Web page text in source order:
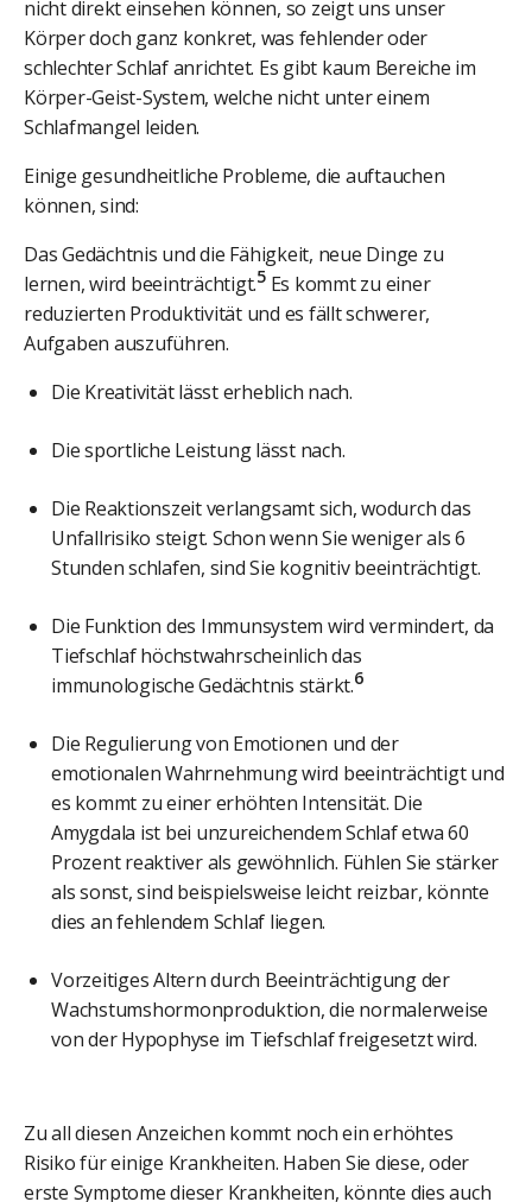
nicht direkt einsehen können, so zeigt uns unser
Körper doch ganz konkret, was fehlender oder
schlechter Schlaf anrichtet. Es gibt kaum Bereiche im
Körper-Geist-System, welche nicht unter einem
Schlafmangel leiden.
Einige gesundheitliche Probleme, die auftauchen
können, sind:
Das Gedächtnis und die Fähigkeit, neue Dinge zu
lernen, wird beeinträchtigt.5Es kommt zu einer
reduzierten Produktivität und es fällt schwerer,
Aufgaben auszuführen.
Die Kreativität lässt erheblich nach.
Die sportliche Leistung lässt nach.
Die Reaktionszeit verlangsamt sich, wodurch das
Unfallrisiko steigt. Schon wenn Sie weniger als 6
Stunden schlafen, sind Sie kognitiv beeinträchtigt.
Die Funktion des Immunsystem wird vermindert, da
Tiefschlaf höchstwahrscheinlich das
immunologische Gedächtnis stärkt.6
Die Regulierung von Emotionen und der
emotionalen Wahrnehmung wird beeinträchtigt und
es kommt zu einer erhöhten Intensität. Die
Amygdala ist bei unzureichendem Schlaf etwa 60
Prozent reaktiver als gewöhnlich. Fühlen Sie stärker
als sonst, sind beispielsweise leicht reizbar, könnte
dies an fehlendem Schlaf liegen.
Vorzeitiges Altern durch Beeinträchtigung der
Wachstumshormonproduktion, die normalerweise
von der Hypophyse im Tiefschlaf freigesetzt wird.
Zu all diesen Anzeichen kommt noch ein erhöhtes
Risiko für einige Krankheiten. Haben Sie diese, oder
erste Symptome dieser Krankheiten, könnte dies auch